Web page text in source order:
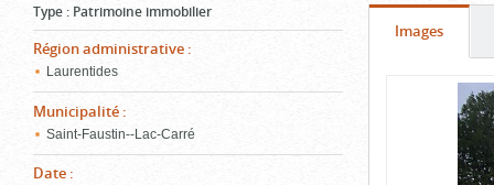
Type : Patrimoine immobilier
Région administrative :
Laurentides
Municipalité :
Saint-Faustin--Lac-Carré
Date :
Onglet
Images(cliquer
pour
voir
Contenu
l'onglet